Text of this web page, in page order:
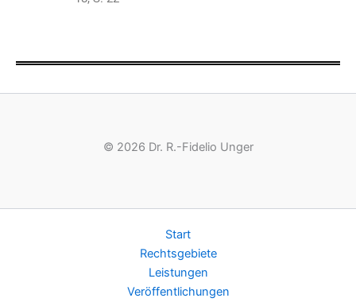
© 2026 Dr. R.-Fidelio Unger
Start
Rechtsgebiete
Leistungen
Veröffentlichungen